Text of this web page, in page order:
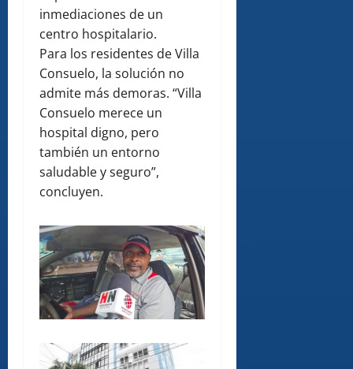
inmediaciones de un
centro hospitalario.
Para los residentes de Villa
Consuelo, la solución no
admite más demoras. “Villa
Consuelo merece un
hospital digno, pero
también un entorno
saludable y seguro”,
concluyen.